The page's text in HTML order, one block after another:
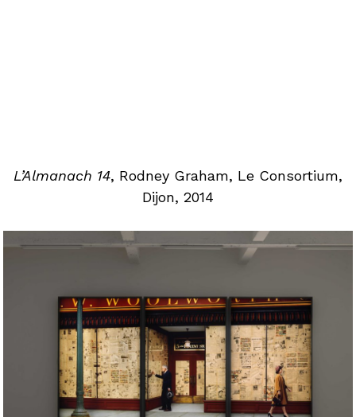
L’Almanach 14, Rodney Graham, Le Consortium,
Dijon, 2014